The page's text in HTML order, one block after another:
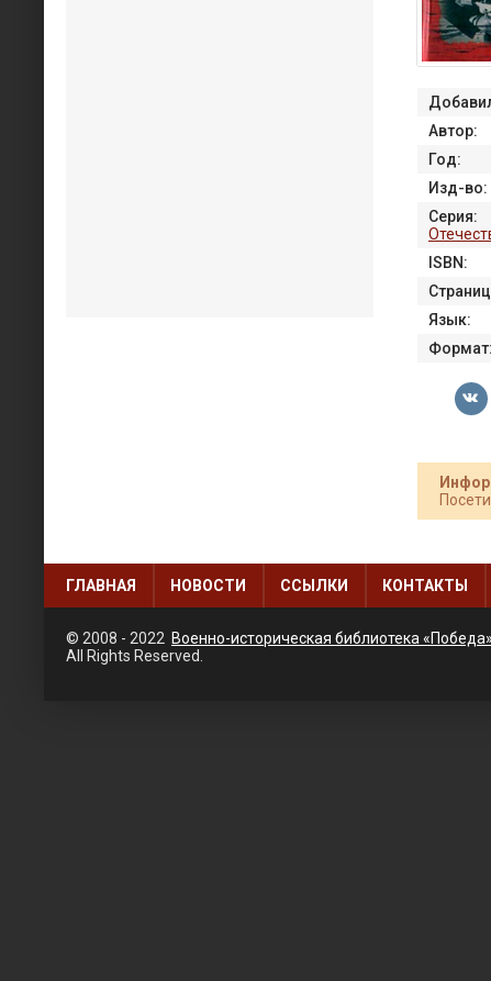
Автор:
Год:
Изд-во:
Серия:
ISBN:
Язык:
Формат:
ГЛАВНАЯ НОВОСТИ ССЫЛКИ КОНТАКТЫ
© 2008 - 2022 Военно-историческая библиотека «Победа»
All Rights Reserved.